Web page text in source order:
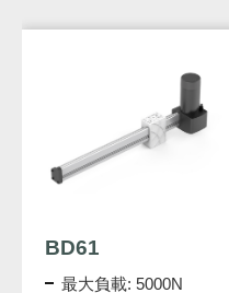
DKP4
2按鍵